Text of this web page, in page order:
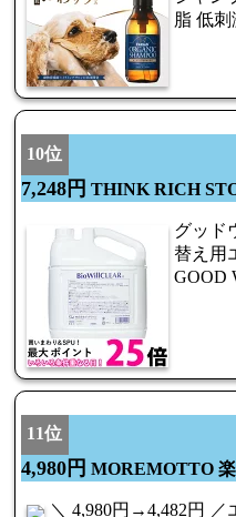
脂 低
10位
7,248円 THINK RICH
グッド
替え用
GOOD
11位
4,980円 MOREMOTTO
＼ 4,980円→4,482円 ／